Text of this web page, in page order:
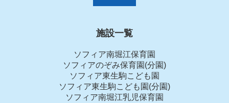
施設一覧
ソフィア南堀江保育園
ソフィアのぞみ保育園(分園)
ソフィア東生駒こども園
ソフィア東生駒こども園(分園)
ソフィア南堀江乳児保育園